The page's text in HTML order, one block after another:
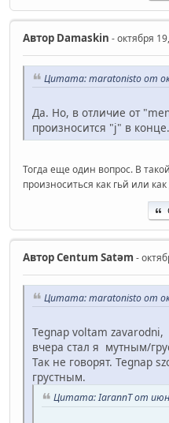
Автор Damaskin - октября
Цитата: maratonisto от
Да. Но, в отличие от
произносится "j" в конце.
Тогда еще один вопрос. В
произноситься как гьй или как
АвторCentum Satәm -
Цитата: maratonisto от
Tegnap voltam zavarodni,
вчера стал я мутным/
Так не говорят. Tegnap
грустным.
Цитата: IarannT от